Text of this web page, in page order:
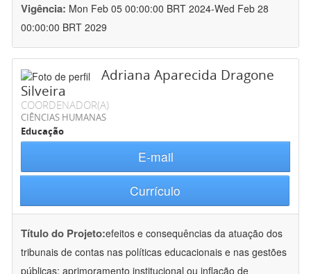
Vigência: Mon Feb 05 00:00:00 BRT 2024-Wed Feb 28
00:00:00 BRT 2029
Adriana Aparecida Dragone
Silveira
COORDENADOR(A)
CIÊNCIAS HUMANAS
Educação
E-mail
Currículo
Título do Projeto:efeitos e consequências da atuação dos
tribunais de contas nas políticas educacionais e nas gestões
públicas: aprimoramento institucional ou inflação de